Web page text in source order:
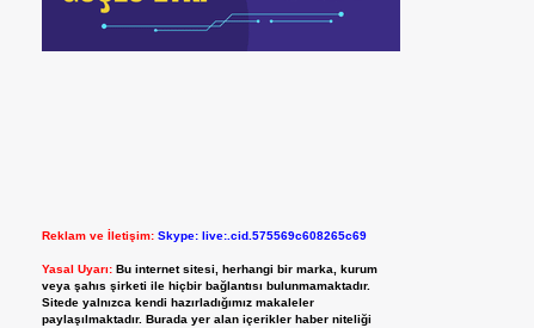
Reklam ve İletişim: Skype: live:.cid.575569c608265c69
Yasal Uyarı: Bu internet sitesi, herhangi bir marka, kurum
veya şahıs şirketi ile hiçbir bağlantısı bulunmamaktadır.
Sitede yalnızca kendi hazırladığımız makaleler
paylaşılmaktadır. Burada yer alan içerikler haber niteliği